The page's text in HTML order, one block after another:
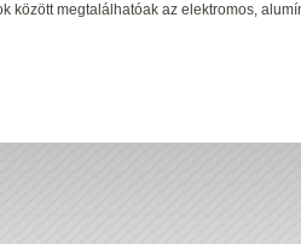
között megtalálhatóak az elektromos,